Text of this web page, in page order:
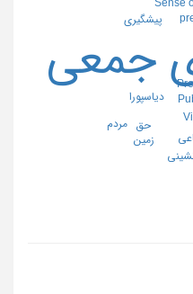
جمعی
Sense
پیشگیری
دیاسپورا
حق
زمین
مردم